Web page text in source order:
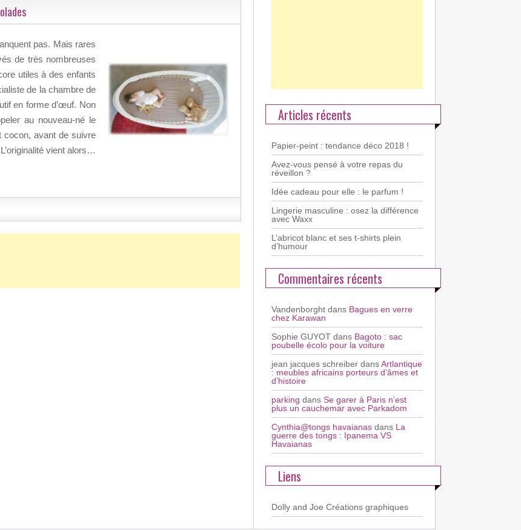
pas. Mais rares
de très nombreuses
utiles à des enfants
de la chambre de
en forme d’œuf. Non
au nouveau-né le
cocon, avant de suivre
vient alors…
Articles récents
Papier-peint : tendance déco 2018 !
Avez-vous pensé à votre repas du
réveillon ?
Idée cadeau pour elle : le parfum !
Lingerie masculine : osez la différence
avec Waxx
L’abricot blanc et ses t-shirts plein
d’humour
Commentaires récents
Vandenborght dans Bagues en verre
chez Karawan
Sophie GUYOT dans Bagoto : sac
poubelle écolo pour la voiture
jean jacques schreiber dansArtlantique
: meubles africains porteurs d’âmes et
d’histoire
parking dans Se garer à Paris n’est
plus un cauchemar avec Parkadom
Cynthia@tongs havaianas dans La
guerre des tongs : Ipanema VS
Havaianas
Liens
Dolly and Joe Créations graphiques